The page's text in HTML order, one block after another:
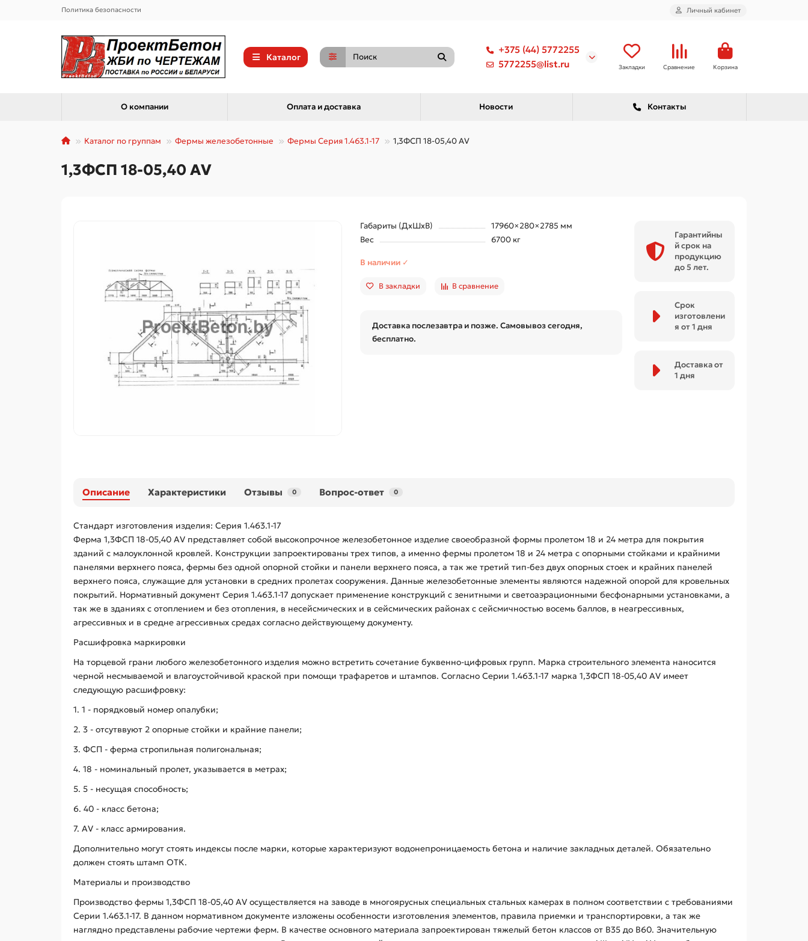
Политика безопасности Личный кабинет
Каталог
+375 (44) 5772255
5772255@list.ru
Закладки Сравнение Корзина
О компании Оплата и доставка Новости Контакты
Каталог по группам Фермы железобетонные Фермы Серия 1.463.1-17 1,3ФСП 18-05,40 АV
1,3ФСП 18-05,40 АV
Габариты (ДхШхВ)
17960×280×2785 мм
Вес
6700 кг
В наличии ✓
В закладки В сравнение
Доставка послезавтра и позже. Самовывоз сегодня,
бесплатно.
Гарантийны
й срок на
продукцию
до 5 лет.
Срок
изготовлени
я от 1 дня
Доставка от
1 дня
Описание Характеристики Отзывы 0 Вопрос-ответ 0
Стандарт изготовления изделия: Серия 1.463.1-17
Ферма 1,3ФСП 18-05,40 АV представляет собой высокопрочное железобетонное изделие своеобразной формы пролетом 18 и 24 метра для покрытия
зданий с малоуклонной кровлей. Конструкции запроектированы трех типов, а именно фермы пролетом 18 и 24 метра с опорными стойками и крайними
панелями верхнего пояса, фермы без одной опорной стойки и панели верхнего пояса, а так же третий тип-без двух опорных стоек и крайних панелей
верхнего пояса, служащие для установки в средних пролетах сооружения. Данные железобетонные элементы являются надежной опорой для кровельных
покрытий. Нормативный документ Серия 1.463.1-17 допускает применение конструкций с зенитными и светоаэрационными бесфонарными установками, а
так же в зданиях с отоплением и без отопления, в несейсмических и в сейсмических районах с сейсмичностью восемь баллов, в неагрессивных,
агрессивных и в средне агрессивных средах согласно действующему документу.
Расшифровка маркировки
На торцевой грани любого железобетонного изделия можно встретить сочетание буквенно-цифровых групп. Марка строительного элемента наносится
черной несмываемой и влагоустойчивой краской при помощи трафаретов и штампов. Согласно Серии 1.463.1-17 марка 1,3ФСП 18-05,40 АV имеет
следующую расшифровку:
1. 1 - порядковый номер опалубки;
2. 3 - отсутввуют 2 опорные стойки и крайние панели;
3. ФСП - ферма стропильная полигональная;
4. 18 - номинальный пролет, указывается в метрах;
5. 5 - несущая способность;
6. 40 - класс бетона;
7. AV - класс армирования.
Дополнительно могут стоять индексы после марки, которые характеризуют водонепроницаемость бетона и наличие закладных деталей. Обязательно
должен стоять штамп ОТК.
Материалы и производство
Производство фермы 1,3ФСП 18-05,40 АV осуществляется на заводе в многоярусных специальных стальных камерах в полном соответствии с требованиями
Серии 1.463.1-17. В данном нормативном документе изложены особенности изготовления элементов, правила приемки и транспортировки, а так же
наглядно представлены рабочие чертежи ферм. В качестве основного материала запроектирован тяжелый бетон классов от B35 до B60. Значительную